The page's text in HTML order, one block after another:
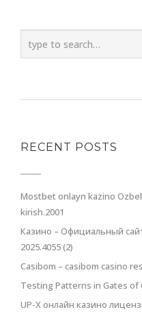
RECENT POSTS
Mostbet onlayn kazino
kirish.2001
Казино – Официальный
2025.4055 (2)
Casibom – casibom casino
Testing Patterns in Gates of
UP-X онлайн казино